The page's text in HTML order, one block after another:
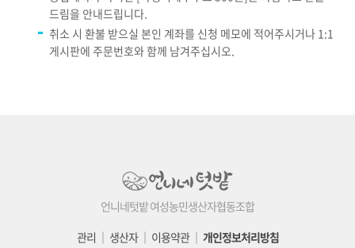
드림을 안내드립니다.
취소 시 환불 받으실 본인 계좌를 신청 메모에 적어주시거나 1:1
게시판에 주문번호와 함께 남겨주십시오.
언니네텃밭 여성농민생산자협동조합
관리 │ 생산자│ 이용약관│ 개인정보처리방침